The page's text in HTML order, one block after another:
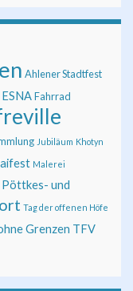
Ahlener Stadtfest
ESNAFahrrad
Jubiläum Khotyn
Malerei
Pöttkes- und
Tag der offenen Höfe
Grenzen TFV